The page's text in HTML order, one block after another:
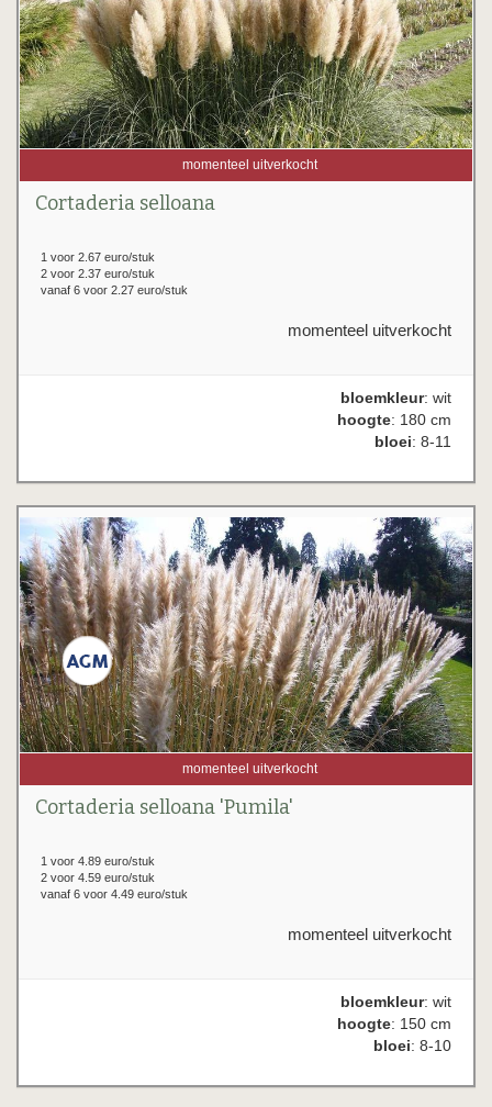
momenteel uitverkocht
Cortaderia selloana
1 voor 2.67 euro/stuk
2 voor 2.37 euro/stuk
vanaf 6 voor 2.27 euro/stuk
momenteel uitverkocht
bloemkleur: wit
hoogte: 180 cm
bloei: 8-11
momenteel uitverkocht
Cortaderia selloana 'Pumila'
1 voor 4.89 euro/stuk
2 voor 4.59 euro/stuk
vanaf 6 voor 4.49 euro/stuk
momenteel uitverkocht
bloemkleur: wit
hoogte: 150 cm
bloei: 8-10